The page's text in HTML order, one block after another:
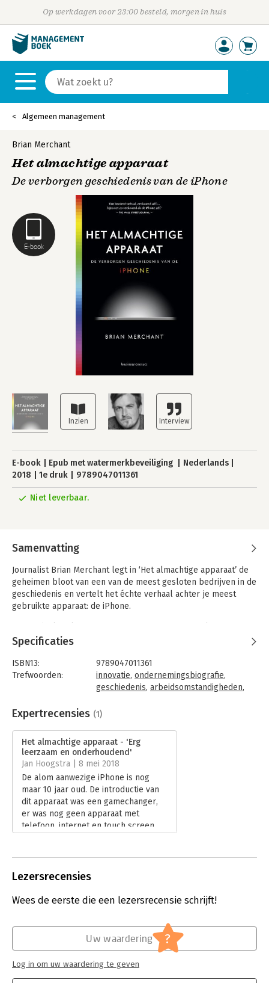
Op werkdagen voor 23:00 besteld, morgen in huis
Algemeen management
E-book
Brian Merchant
Het almachtige apparaat
De verborgen geschiedenis van de iPhone
E-book Epub met watermerkbeveiliging
Nederlands
2018
1e druk 9789047011361
Niet leverbaar.
Samenvatting
Journalist Brian Merchant legt in ‘Het almachtige apparaat’ de
geheimen bloot van een van de meest gesloten bedrijven in de
geschiedenis en vertelt het échte verhaal achter je meest
gebruikte apparaat: de iPhone.
gebruikte hem om te bellen, een sms’je te sturen of een
simpel spelletje te spelen. Maar dat veranderde toen Apple-
baas Steve Jobs begin 2007 een revolutionair nieuw apparaat
introduceerde. Een apparaat dat een telefoon was, maar ook
een muziekspeler, een camera én een internetcommunicator:
Op basis van exclusieve interviews met ontwerpers, technici en
ontwikkelaars beschrijft hij het ontstaan van de iPhone, de
enorme strijd hierom binnen Apple en de manier waarop deze
disruptieve innovatie vervolgens van Apple het waardevolste
bedrijf ooit maakte. Maar Merchant heeft ook oog voor de
minder positieve kanten: hij bezoekt een lithiummijn in Chili,
een Keniaanse vuilnisbelt vol giftig elektronisch afval en weet
zelfs de beruchte ‘zelfmoordfabriek’ van Foxconn in Shenzhen
binnen te komen.
Shortlist van de Financial Times Book of the Year 2017
Specificaties
ISBN13:
9789047011361
Trefwoorden:
innovatie, ondernemingsbiografie,
geschiedenis, arbeidsomstandigheden,
Taal:
Nederlands
Beveiliging:
Bestandsformaat:
epub
Aantal pagina's:
384
Uitgever:
Business Contact
Druk:
1
Verschijningsdatum:
15-2-2018
Hoofdrubriek: Algemeen management
Expertrecensies (1)
Het almachtige apparaat - 'Erg
leerzaam en onderhoudend'
Jan Hoogstra | 8 mei 2018
De alom aanwezige iPhone is nog
maar 10 jaar oud. De introductie van
dit apparaat was een gamechanger,
er was nog geen apparaat met
telefoon, internet en touch screen.
Lezersrecensies
Wees de eerste die een lezersrecensie schrijft!
Uw waardering ?
Log in om uw waardering te geven